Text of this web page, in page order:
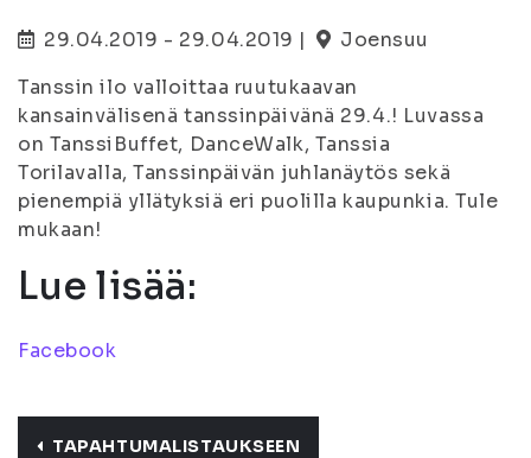
29.04.2019 - 29.04.2019 |
Joensuu
Tanssin ilo valloittaa ruutukaavan
kansainvälisenä tanssinpäivänä 29.4.! Luvassa
on TanssiBuffet, DanceWalk, Tanssia
Torilavalla, Tanssinpäivän juhlanäytös sekä
pienempiä yllätyksiä eri puolilla kaupunkia. Tule
mukaan!
Lue lisää:
Facebook
TAPAHTUMALISTAUKSEEN